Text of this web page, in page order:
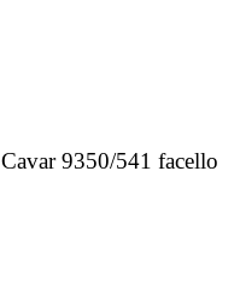
Cavar 9350/541 facello